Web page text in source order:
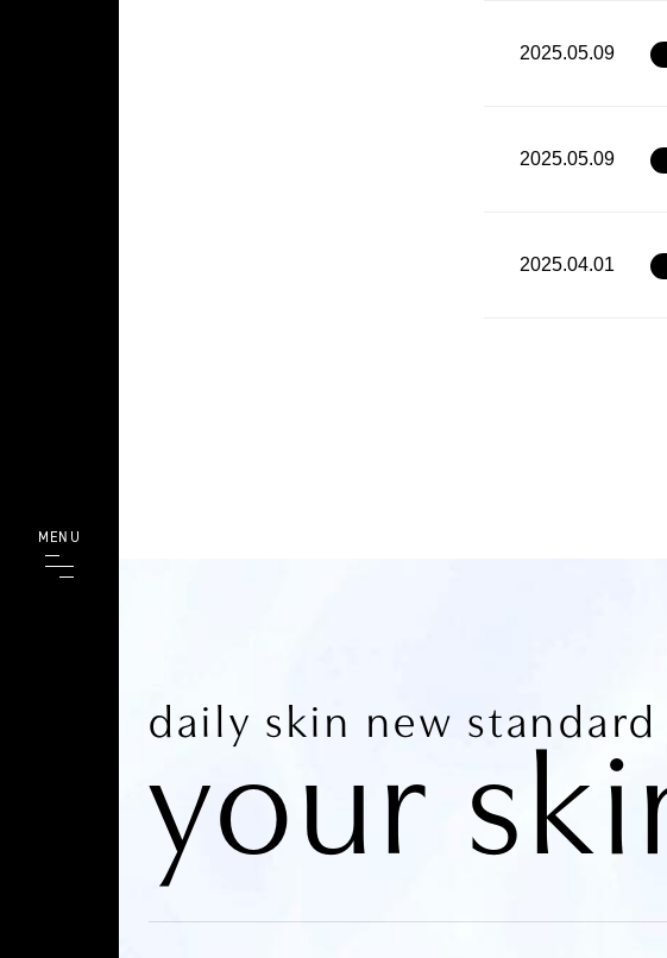
MENU
2025.05.09
2025.05.09
2025.04.01
daily skin new standard
your